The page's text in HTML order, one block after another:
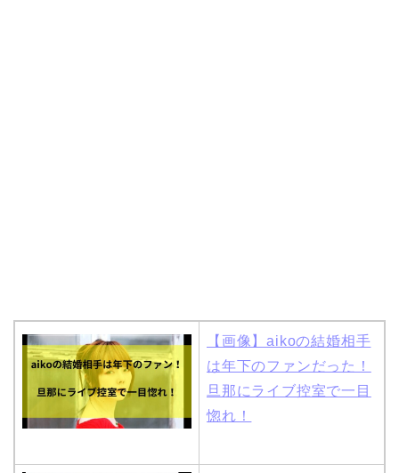
【画像】aikoの結婚相手
は年下のファンだった！
旦那にライブ控室で一目
惚れ！